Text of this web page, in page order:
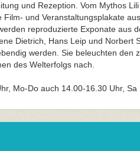
und Rezeption. Vom Mythos
Film- und Veranstaltungsplakate
reproduzierte Exponate aus
Dietrich, Hans Leip und Norbert
werden. Sie beleuchten den
des Welterfolgs nach.
Mo-Do auch 14.00-16.30 Uhr,